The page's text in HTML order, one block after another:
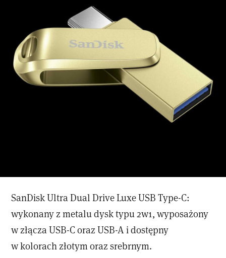
SanDisk Ultra Dual Drive Luxe USB Type-C:
wykonany z metalu dysk typu 2w1, wyposażony
w złącza USB-C oraz USB-A i dostępny
w kolorach złotym oraz srebrnym.